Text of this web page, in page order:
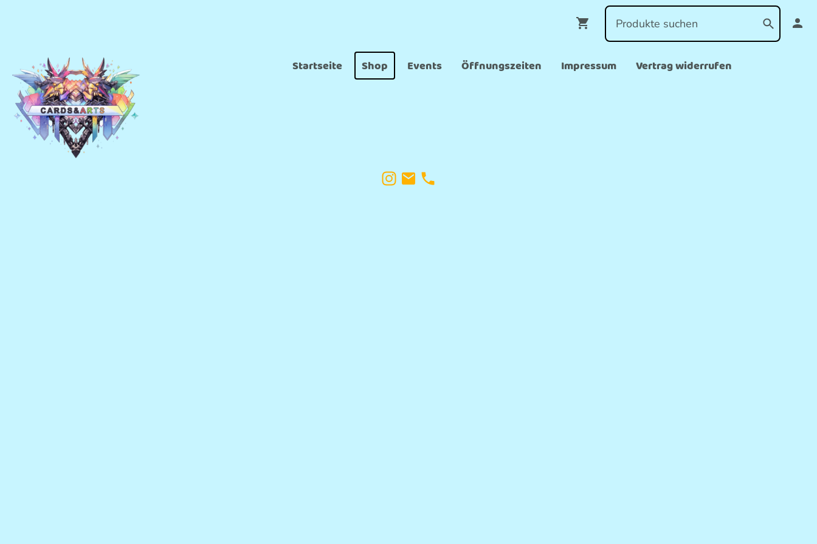
Startseite Shop Events Öffnungszeiten Impressum Vertrag widerrufen